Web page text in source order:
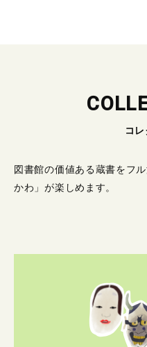
コ
図書館の価値ある蔵書をフ
かわ」が楽しめます。